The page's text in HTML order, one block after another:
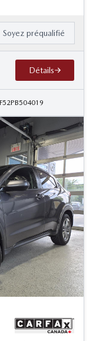
Soyez préqualifié
Détails